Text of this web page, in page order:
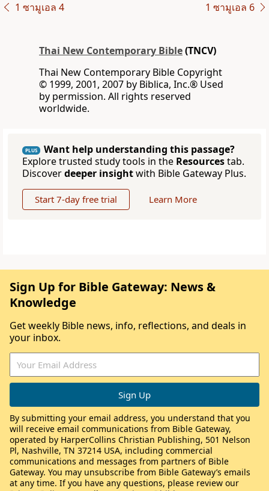
1 ซามูเอล 4 1 ซามูเอล 6
Thai New Contemporary Bible(TNCV)
Thai New Contemporary Bible Copyright
© 1999, 2001, 2007 by Biblica, Inc.® Used
by permission. All rights reserved
worldwide.
PLUS
Want help understanding this passage?
Explore trusted study tools in the Resourcestab.
Discoverdeeper insightwith Bible Gateway Plus.
Start 7-day free trial Learn More
Sign Up for Bible Gateway: News &
Knowledge
Get weekly Bible news, info, reflections, and deals in
your inbox.
By submitting your email address, you understand that you
will receive email communications from Bible Gateway,
operated by HarperCollins Christian Publishing, 501 Nelson
Pl, Nashville, TN 37214 USA, including commercial
communications and messages from partners of Bible
Gateway. You may unsubscribe from Bible Gateway’s emails
at any time. If you have any questions, please review our